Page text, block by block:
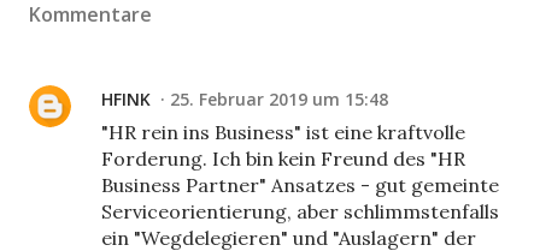
Kommentare
HFINK 25. Februar 2019 um 15:48
"HR rein ins Business" ist eine kraftvolle
Forderung. Ich bin kein Freund des "HR
Business Partner" Ansatzes - gut gemeinte
Serviceorientierung, aber schlimmstenfalls
ein "Wegdelegieren" und "Auslagern" der